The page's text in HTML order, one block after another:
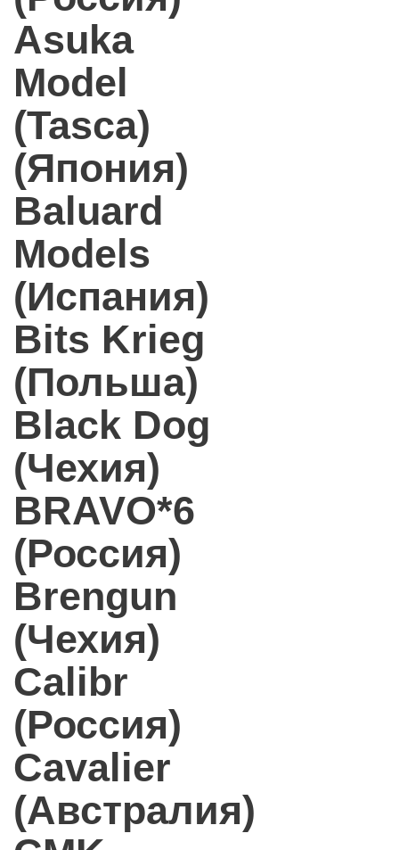
Asuka
Model
(Tasca)
(Япония)
Baluard
Models
(Испания)
Bits Krieg
(Польша)
Black Dog
(Чехия)
BRAVO*6
(Россия)
Brengun
(Чехия)
Calibr
(Россия)
Cavalier
(Австралия)